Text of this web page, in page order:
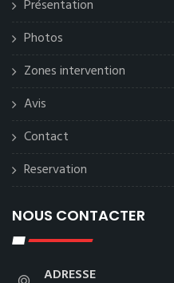
Présentation
Photos
Zones intervention
Avis
Contact
Reservation
NOUS CONTACTER
ADRESSE